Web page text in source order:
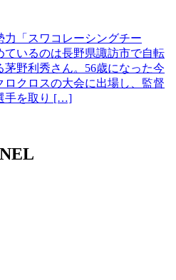
力「スワコレーシングチー
ているのは長野県諏訪市で自転
野利秀さん。56歳になった今
ロクロスの大会に出場し、監督
手を取り […]